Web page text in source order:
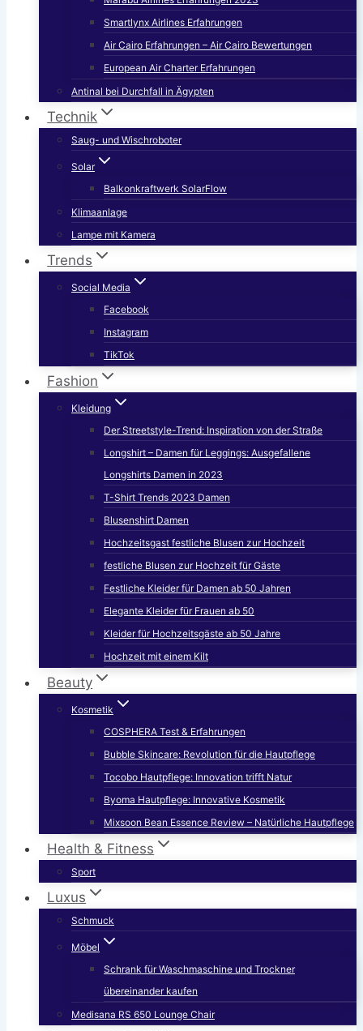
Smartlynx Airlines Erfahrungen
Air Cairo Erfahrungen – Air Cairo Bewertungen
European Air Charter Erfahrungen
Antinal bei Durchfall in Ägypten
Technik
Saug- und Wischroboter
Solar
Balkonkraftwerk SolarFlow
Klimaanlage
Lampe mit Kamera
Trends
Social Media
Facebook
Instagram
TikTok
Fashion
Kleidung
Der Streetstyle-Trend: Inspiration von der Straße
Longshirt – Damen für Leggings: Ausgefallene
Longshirts Damen in 2023
T-Shirt Trends 2023 Damen
Blusenshirt Damen
Hochzeitsgast festliche Blusen zur Hochzeit
festliche Blusen zur Hochzeit für Gäste
Festliche Kleider für Damen ab 50 Jahren
Elegante Kleider für Frauen ab 50
Kleider für Hochzeitsgäste ab 50 Jahre
Hochzeit mit einem Kilt
Beauty
Kosmetik
COSPHERA Test & Erfahrungen
Bubble Skincare: Revolution für die Hautpflege
Tocobo Hautpflege: Innovation trifft Natur
Byoma Hautpflege: Innovative Kosmetik
Mixsoon Bean Essence Review – Natürliche Hautpflege
Health & Fitness
Sport
Luxus
Schmuck
Möbel
Schrank für Waschmaschine und Trockner
übereinander kaufen
Medisana RS 650 Lounge Chair